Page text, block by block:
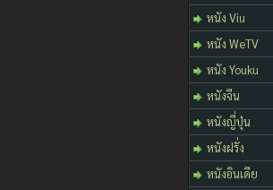
หนัง Viu
หนัง WeTV
หนัง Youku
หนังจีน
หนังญี่ปุ่น
หนังฝรั่ง
หนังอินเดีย